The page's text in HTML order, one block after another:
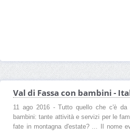
Val di Fassa con bambini -
11 ago 2016 - Tutto quello che c'è
bambini: tante attività e servizi per le
fate in montagna d'estate? ... Il nome